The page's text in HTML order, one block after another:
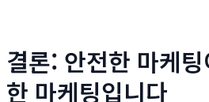
결론: 안전한 마케
한 마케팅입니다